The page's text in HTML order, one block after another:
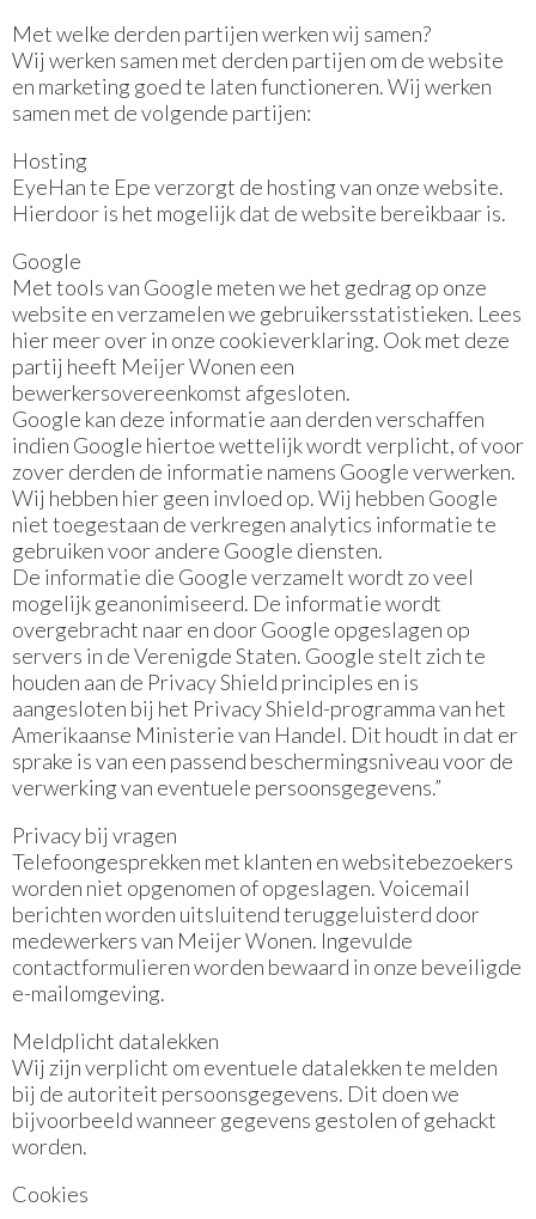
Met welke derden partijen werken wij samen?
Wij werken samen met derden partijen om de website
en marketing goed te laten functioneren. Wij werken
samen met de volgende partijen:
Hosting
EyeHan te Epe verzorgt de hosting van onze website.
Hierdoor is het mogelijk dat de website bereikbaar is.
Google
Met tools van Google meten we het gedrag op onze
website en verzamelen we gebruikersstatistieken. Lees
hier meer over in onze cookieverklaring. Ook met deze
partij heeft Meijer Wonen een
bewerkersovereenkomst afgesloten.
Google kan deze informatie aan derden verschaffen
indien Google hiertoe wettelijk wordt verplicht, of voor
zover derden de informatie namens Google verwerken.
Wij hebben hier geen invloed op. Wij hebben Google
niet toegestaan de verkregen analytics informatie te
gebruiken voor andere Google diensten.
De informatie die Google verzamelt wordt zo veel
mogelijk geanonimiseerd. De informatie wordt
overgebracht naar en door Google opgeslagen op
servers in de Verenigde Staten. Google stelt zich te
houden aan de Privacy Shield principles en is
aangesloten bij het Privacy Shield-programma van het
Amerikaanse Ministerie van Handel. Dit houdt in dat er
sprake is van een passend beschermingsniveau voor de
verwerking van eventuele persoonsgegevens.”
Privacy bij vragen
Telefoongesprekken met klanten en websitebezoekers
worden niet opgenomen of opgeslagen. Voicemail
berichten worden uitsluitend teruggeluisterd door
medewerkers van Meijer Wonen. Ingevulde
contactformulieren worden bewaard in onze beveiligde
e-mailomgeving.
Meldplicht datalekken
Wij zijn verplicht om eventuele datalekken te melden
bij de autoriteit persoonsgegevens. Dit doen we
bijvoorbeeld wanneer gegevens gestolen of gehackt
worden.
Cookies